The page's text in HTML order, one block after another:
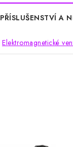
PŘÍSLUŠENSTVÍ A
Elektromagnetické